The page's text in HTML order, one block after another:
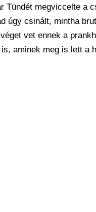
Tündét megviccelte
úgy csinált, mintha
vet ennek a
aminek meg is lett a